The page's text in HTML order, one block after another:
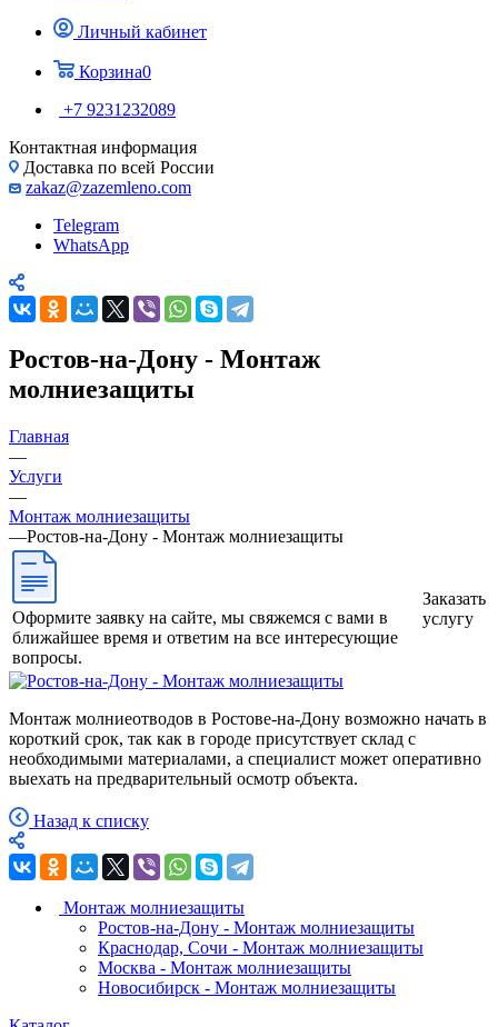
Личный кабинет
Корзина0
+7 9231232089
Контактная информация
Доставка по всей России
zakaz@zazemleno.com
Telegram
WhatsApp
Ростов-на-Дону - Монтаж
молниезащиты
Главная
—
Услуги
—
Монтаж молниезащиты
—Ростов-на-Дону - Монтаж молниезащиты
Оформите заявку на сайте, мы свяжемся с вами в
ближайшее время и ответим на все интересующие
вопросы.
Заказать
услугу
Монтаж молниеотводов в Ростове-на-Дону возможно начать в
короткий срок, так как в городе присутствует склад с
необходимыми материалами, а специалист может оперативно
выехать на предварительный осмотр объекта.
Назад к списку
Монтаж молниезащиты
Ростов-на-Дону - Монтаж молниезащиты
Краснодар, Сочи - Монтаж молниезащиты
Москва - Монтаж молниезащиты
Новосибирск - Монтаж молниезащиты